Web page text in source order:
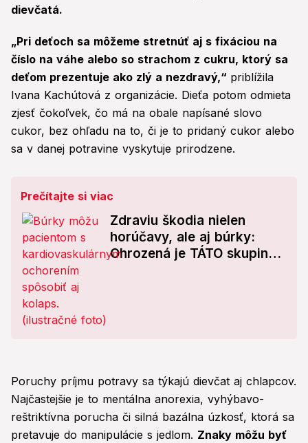
dievčatá.
„Pri deťoch sa môžeme stretnúť aj s fixáciou na
číslo na váhe alebo so strachom z cukru, ktorý sa
deťom prezentuje ako zlý a nezdravý,“ priblížila
Ivana Kachútová z organizácie. Dieťa potom odmieta
zjesť čokoľvek, čo má na obale napísané slovo
cukor, bez ohľadu na to, či je to pridaný cukor alebo
sa v danej potravine vyskytuje prirodzene.
Prečítajte si viac
Zdraviu škodia nielen
horúčavy, ale aj búrky:
Ohrozená je TÁTO skupina
Poruchy príjmu potravy sa týkajú dievčat aj chlapcov.
Najčastejšie je to mentálna anorexia, vyhýbavo-
reštriktívna porucha či silná bazálna úzkosť, ktorá sa
pretavuje do manipulácie s jedlom. Znaky môžu byť